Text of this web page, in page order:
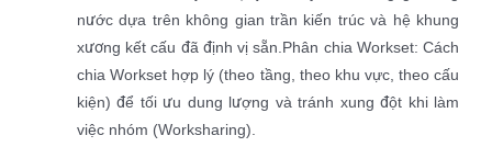
nước dựa trên không gian trần kiến trúc và hệ khung
xương kết cấu đã định vị sẵn.Phân chia Workset: Cách
chia Workset hợp lý (theo tầng, theo khu vực, theo cấu
kiện) để tối ưu dung lượng và tránh xung đột khi làm
việc nhóm (Worksharing).